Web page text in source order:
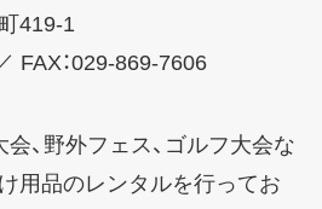
419-1
FAX：029-869-7606
、野外フェス、ゴルフ大会な
用品のレンタルを行ってお